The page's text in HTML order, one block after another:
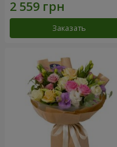
Заказать